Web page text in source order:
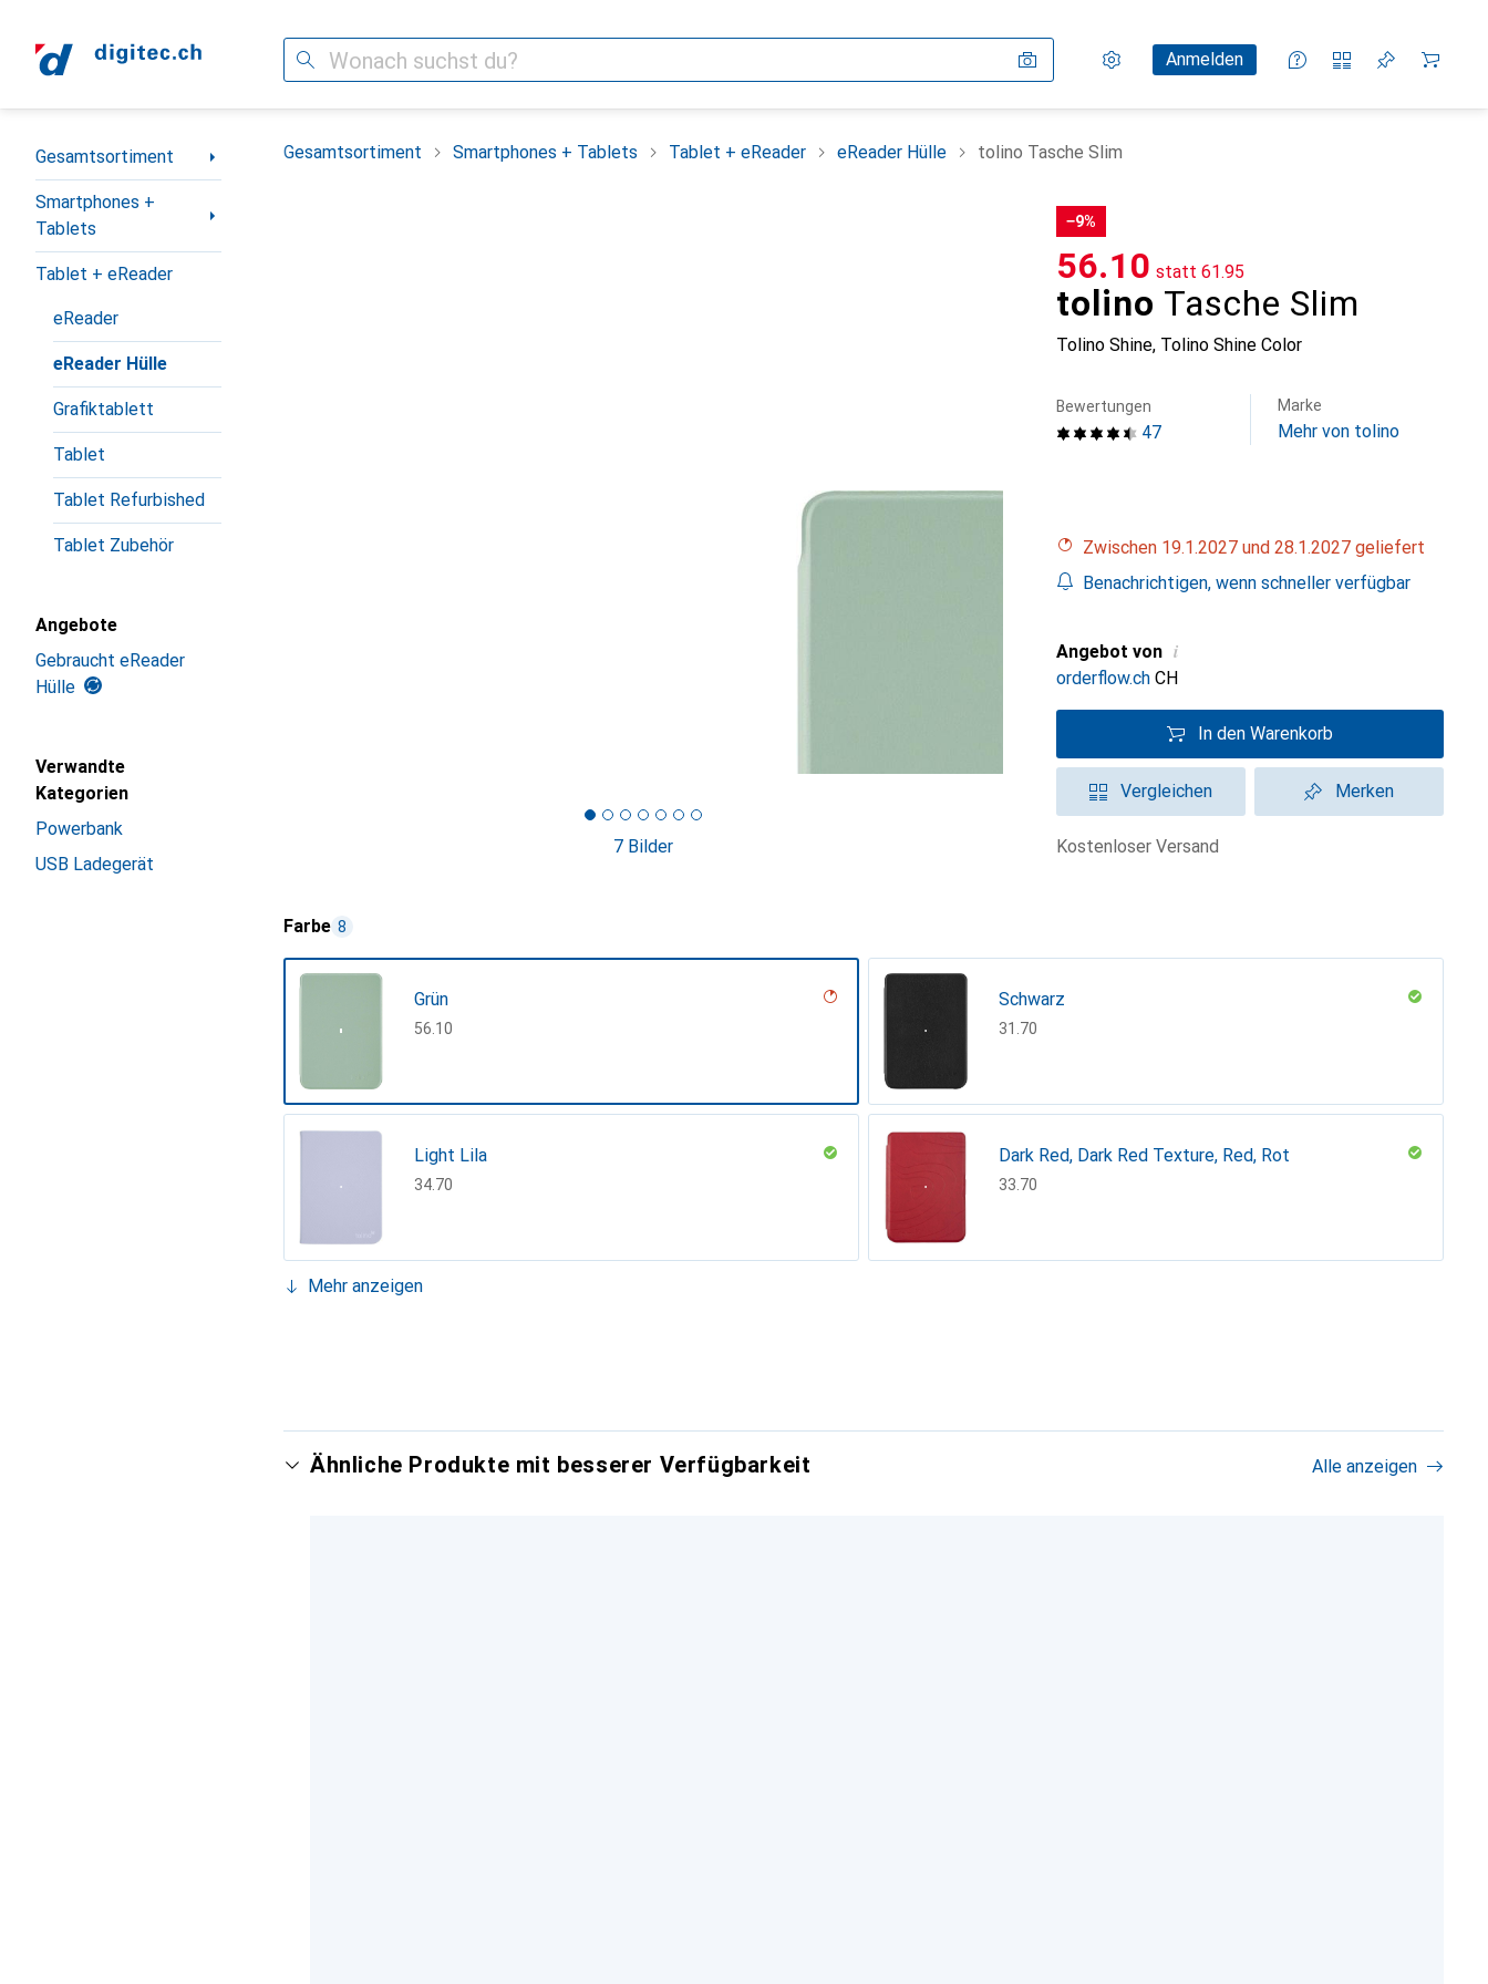
Suche Einstellungen
KundenkontoAnmelden
Vergleichslisten
Merklisten
Warenkorb
Navigation nach Kategorien
Gesamtsortiment
Smartphones +
Tablets
Tablet + eReader
eReader
eReader Hülle
Grafiktablett
Tablet
Tablet Refurbished
Tablet Zubehör
Angebote
Gebraucht eReader
Hülle
Verwandte
Kategorien
Powerbank
USB Ladegerät
Gesamtsortiment Smartphones + Tablets Tablet + eReader eReader Hülle tolino Tasche Slim
7 Bilder
−9%
tolino Tasche Slim
Tolino Shine, Tolino Shine Color
CHF
56.10 statt CHF
61.95
47
Bewertungen Marke
Mehr von tolino
Zwischen 19.1.2027 und 28.1.2027 geliefert
Benachrichtigen, wenn schneller verfügbar
Angebot von i
orderflow.ch CH
In den Warenkorb
Vergleichen Merken
kostenloser Versand
Farbe 8
Grün
CHF
56.10
Schwarz
CHF
31.70
Light Lila
CHF
34.70
Dark Red, Dark Red Texture, Red, Rot
CHF
33.70
Mehr anzeigen
Ähnliche Produkte mit besserer Verfügbarkeit Alle anzeigen